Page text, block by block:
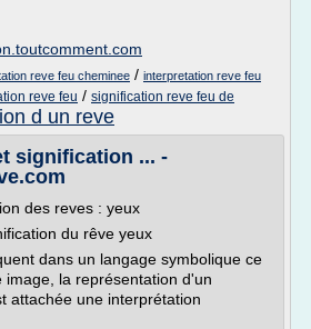
reve feu cheminee / interpretation reve feu
reve feu / signification reve feu de
d un reve
signification ... -
des reves : yeux
du rêve yeux
dans un langage symbolique ce
la représentation d'un
attachée une interprétation